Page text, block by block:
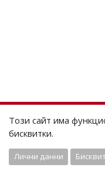
Този сайт има
бисквитки.
Лични данни